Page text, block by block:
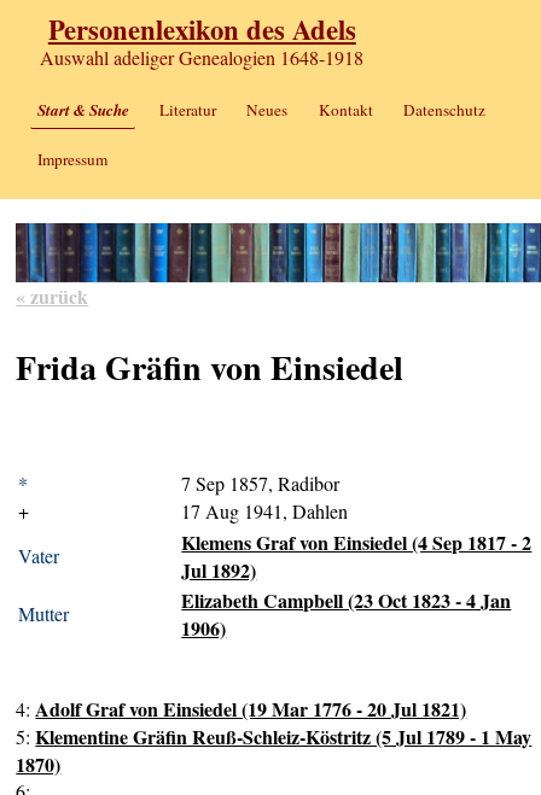
Personenlexikon des Adels
Auswahl adeliger Genealogien 1648-1918
Start & Suche Literatur Neues Kontakt Datenschutz
Impressum
« zurück
Frida Gräfin von Einsiedel
*
7 Sep 1857, Radibor
+
17 Aug 1941, Dahlen
Vater
Klemens Graf von Einsiedel (4 Sep 1817 - 2
Jul 1892)
Mutter
Elizabeth Campbell (23 Oct 1823 - 4 Jan
1906)
4:Adolf Graf von Einsiedel (19 Mar 1776 - 20 Jul 1821)
5:Klementine Gräfin Reuß-Schleiz-Köstritz (5 Jul 1789 - 1 May
1870)